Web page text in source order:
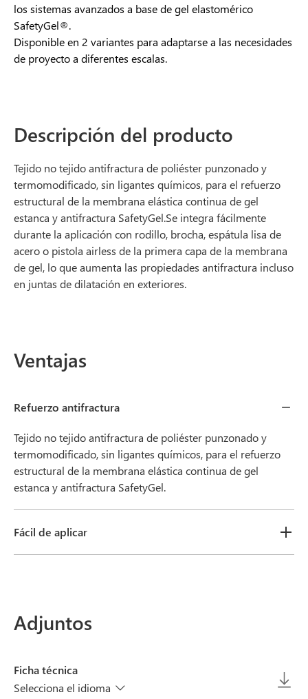
los sistemas avanzados a base de gel elastomérico
SafetyGel®.
Disponible en 2 variantes para adaptarse a las necesidades
de proyecto a diferentes escalas.
Descripción del producto
Tejido no tejido antifractura de poliéster punzonado y
termomodificado, sin ligantes químicos, para el refuerzo
estructural de la membrana elástica continua de gel
estanca y antifractura SafetyGel.Se integra fácilmente
durante la aplicación con rodillo, brocha, espátula lisa de
acero o pistola airless de la primera capa de la membrana
de gel, lo que aumenta las propiedades antifractura incluso
en juntas de dilatación en exteriores.
Ventajas
Refuerzo antifractura
Tejido no tejido antifractura de poliéster punzonado y
termomodificado, sin ligantes químicos, para el refuerzo
estructural de la membrana elástica continua de gel
estanca y antifractura SafetyGel.
Fácil de aplicar
Adjuntos
Ficha técnica
Selecciona el idioma